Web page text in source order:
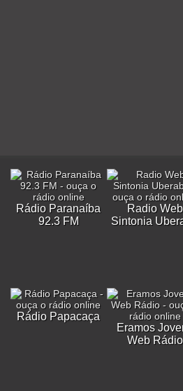
Rádio Paranaíba
92.3 FM
Radio Web
Sintonia
Rádio Papacaça
Eramos
Web Rádio